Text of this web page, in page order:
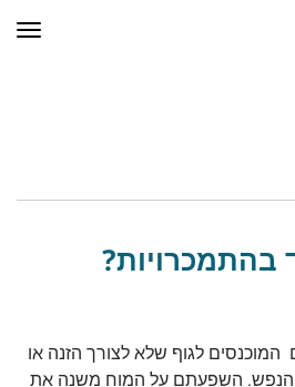
בהתמכרויות?
לגוף שלא לצורך הזנה או
והנפש. השפעתם על המוח משנה את